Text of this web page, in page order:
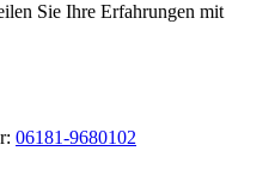
Sie Ihre Erfahrungen mit
06181-9680102